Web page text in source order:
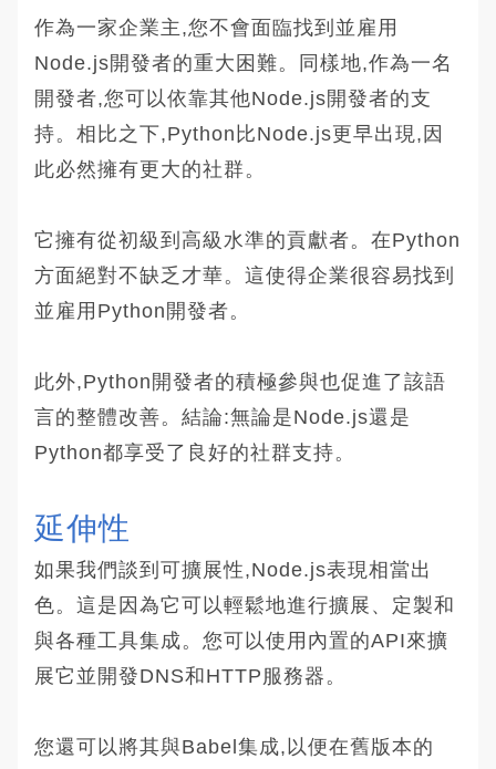
作為一家企業主,您不會面臨找到並雇用
Node.js開發者的重大困難。同樣地,作為一名
開發者,您可以依靠其他Node.js開發者的支
持。相比之下,Python比Node.js更早出現,因
此必然擁有更大的社群。
它擁有從初級到高級水準的貢獻者。在Python
方面絕對不缺乏才華。這使得企業很容易找到
並雇用Python開發者。
此外,Python開發者的積極參與也促進了該語
言的整體改善。結論:無論是Node.js還是
Python都享受了良好的社群支持。
延伸性
如果我們談到可擴展性,Node.js表現相當出
色。這是因為它可以輕鬆地進行擴展、定製和
與各種工具集成。您可以使用內置的API來擴
展它並開發DNS和HTTP服務器。
您還可以將其與Babel集成,以便在舊版本的